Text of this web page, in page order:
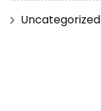
Uncategorized